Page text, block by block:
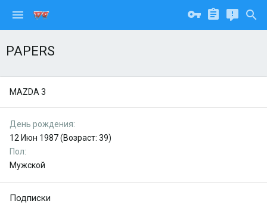
PAPERS
MAZDA 3
День рождения
12 Июн 1987 (Возраст: 39)
Пол
Мужской
Подписки